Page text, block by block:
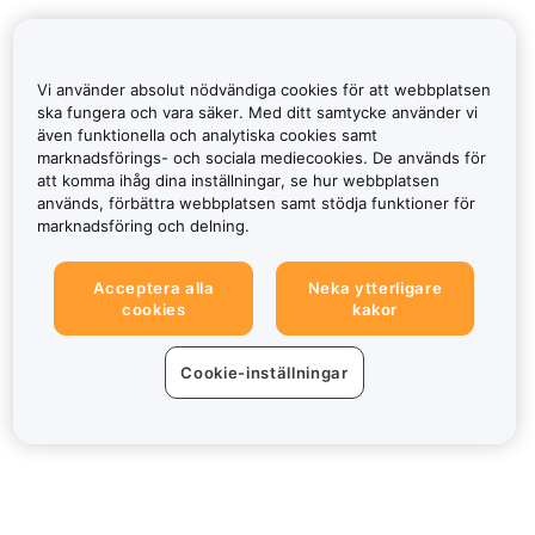
Vi använder absolut nödvändiga cookies för att webbplatsen
ska fungera och vara säker. Med ditt samtycke använder vi
även funktionella och analytiska cookies samt
marknadsförings- och sociala mediecookies. De används för
att komma ihåg dina inställningar, se hur webbplatsen
används, förbättra webbplatsen samt stödja funktioner för
marknadsföring och delning.
Acceptera alla
cookies
Neka ytterligare
kakor
Cookie-inställningar